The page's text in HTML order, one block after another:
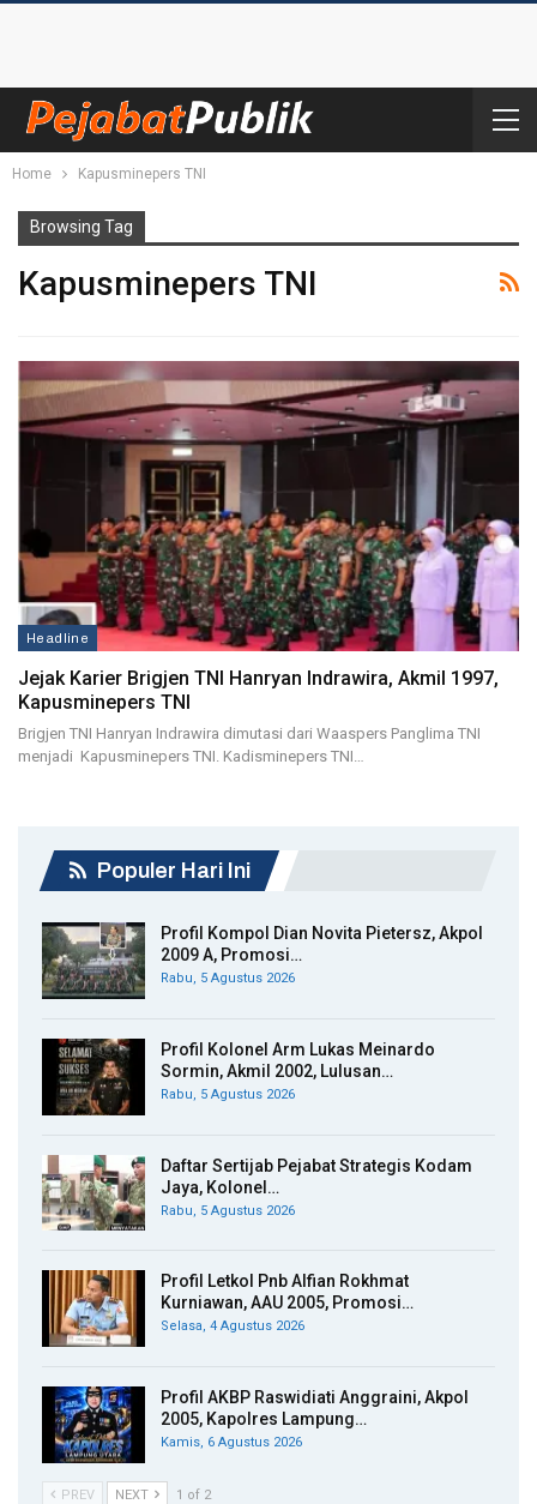
Home Kapusminepers TNI
Browsing Tag
Kapusminepers TNI
Headline
Jejak Karier Brigjen TNI Hanryan Indrawira, Akmil 1997,
Kapusminepers TNI
Brigjen TNI Hanryan Indrawira dimutasi dari Waaspers Panglima TNI
menjadi Kapusminepers TNI. Kadisminepers TNI…
Populer Hari Ini
Profil Kompol Dian Novita Pietersz, Akpol
2009 A, Promosi…
Rabu, 5 Agustus 2026
Profil Kolonel Arm Lukas Meinardo
Sormin, Akmil 2002, Lulusan…
Rabu, 5 Agustus 2026
Daftar Sertijab Pejabat Strategis Kodam
Jaya, Kolonel…
Rabu, 5 Agustus 2026
Profil Letkol Pnb Alfian Rokhmat
Kurniawan, AAU 2005, Promosi…
Selasa, 4 Agustus 2026
Profil AKBP Raswidiati Anggraini, Akpol
2005, Kapolres Lampung…
Kamis, 6 Agustus 2026
PREV NEXT 1 of 2